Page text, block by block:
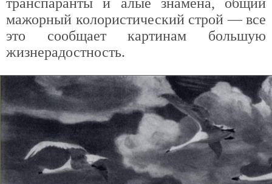
мажорный колористический строй — все
это сообщает картинам большую
жизнерадостность.